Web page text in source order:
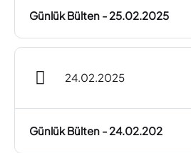
Günlük Bülten - 25.02.2025
24.02.2025
Günlük Bülten - 24.02.202